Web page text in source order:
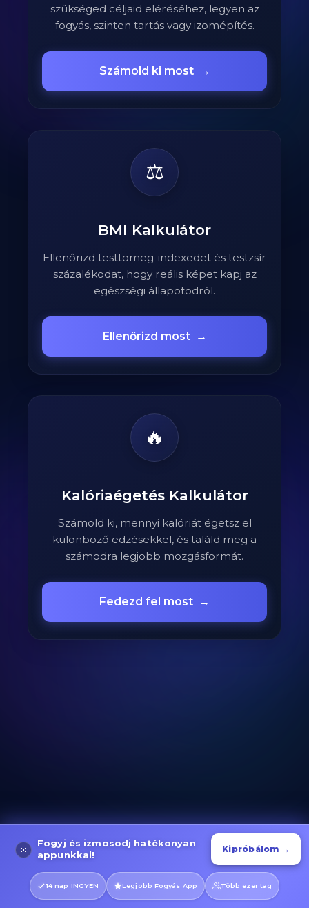
szükséged céljaid eléréséhez, legyen az
fogyás, szinten tartás vagy izomépítés.
Számold ki most →
⚖️
BMI Kalkulátor
Ellenőrizd testtömeg-indexedet és testzsír
százalékodat, hogy reális képet kapj az
egészségi állapotodról.
Ellenőrizd most →
🔥
Kalóriaégetés Kalkulátor
Számold ki, mennyi kalóriát égetsz el
különböző edzésekkel, és találd meg a
számodra legjobb mozgásformát.
Fedezd fel most →
Fogyj és izmosodj hatékonyan
appunkkal!
Kipróbálom →
14 nap INGYEN Legjobb Fogyás App Több ezer tag